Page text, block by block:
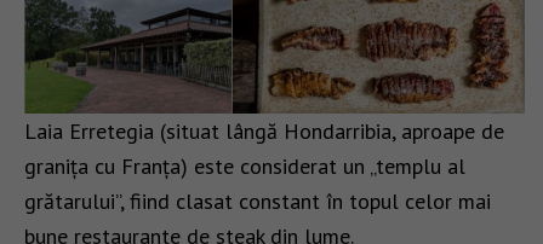
Laia Erretegia (situat lângă Hondarribia, aproape de
granița cu Franța) este considerat un „templu al
grătarului”, fiind clasat constant în topul celor mai
bune restaurante de steak din lume.